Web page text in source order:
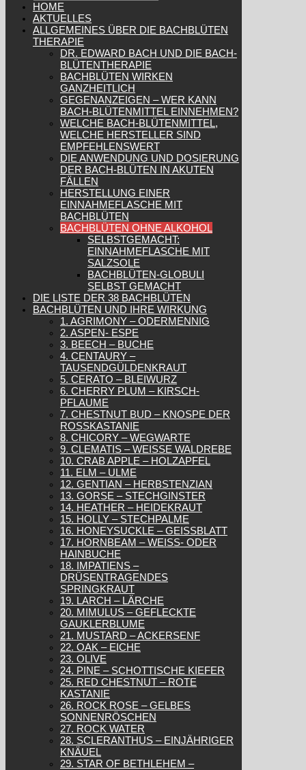
HOME
AKTUELLES
ALLGEMEINES ÜBER DIE BACHBLÜTEN
THERAPIE
DR. EDWARD BACH UND DIE BACH-
BLÜTENTHERAPIE
BACHBLÜTEN WIRKEN
GANZHEITLICH
GEGENANZEIGEN – WER KANN
BACH-BLÜTENMITTEL EINNEHMEN?
WELCHE BACH-BLÜTENMITTEL,
WELCHE HERSTELLER SIND
EMPFEHLENSWERT
DIE ANWENDUNG UND DOSIERUNG
DER BACH-BLÜTEN IN AKUTEN
FÄLLEN
HERSTELLUNG EINER
EINNAHMEFLASCHE MIT
BACHBLÜTEN
BACHBLÜTEN OHNE ALKOHOL
SELBSTGEMACHT:
EINNAHMEFLASCHE MIT
SALZSOLE
BACHBLÜTEN-GLOBULI
SELBST GEMACHT
DIE LISTE DER 38 BACHBLÜTEN
BACHBLÜTEN UND IHRE WIRKUNG
1. AGRIMONY – ODERMENNIG
2. ASPEN- ESPE
3. BEECH – BUCHE
4. CENTAURY –
TAUSENDGÜLDENKRAUT
5. CERATO – BLEIWURZ
6. CHERRY PLUM – KIRSCH-
PFLAUME
7. CHESTNUT BUD – KNOSPE DER
ROSSKASTANIE
8. CHICORY – WEGWARTE
9. CLEMATIS – WEISSE WALDREBE
10. CRAB APPLE – HOLZAPFEL
11. ELM – ULME
12. GENTIAN – HERBSTENZIAN
13. GORSE – STECHGINSTER
14. HEATHER – HEIDEKRAUT
15. HOLLY – STECHPALME
16. HONEYSUCKLE – GEISSBLATT
17. HORNBEAM – WEISS- ODER H
AINBUCHE
18. IMPATIENS –
DRÜSENTRAGENDES
SPRINGKRAUT
19. LARCH – LÄRCHE
20. MIMULUS – GEFLECKTE
GAUKLERBLUME
21. MUSTARD – ACKERSENF
22. OAK – EICHE
23. OLIVE
24. PINE – SCHOTTISCHE KIEFER
25. RED CHESTNUT – ROTE
KASTANIE
26. ROCK ROSE – GELBES
SONNENRÖSCHEN
27. ROCK WATER
28. SCLERANTHUS – EINJÄHRIGER
KNÄUEL
29. STAR OF BETHLEHEM –